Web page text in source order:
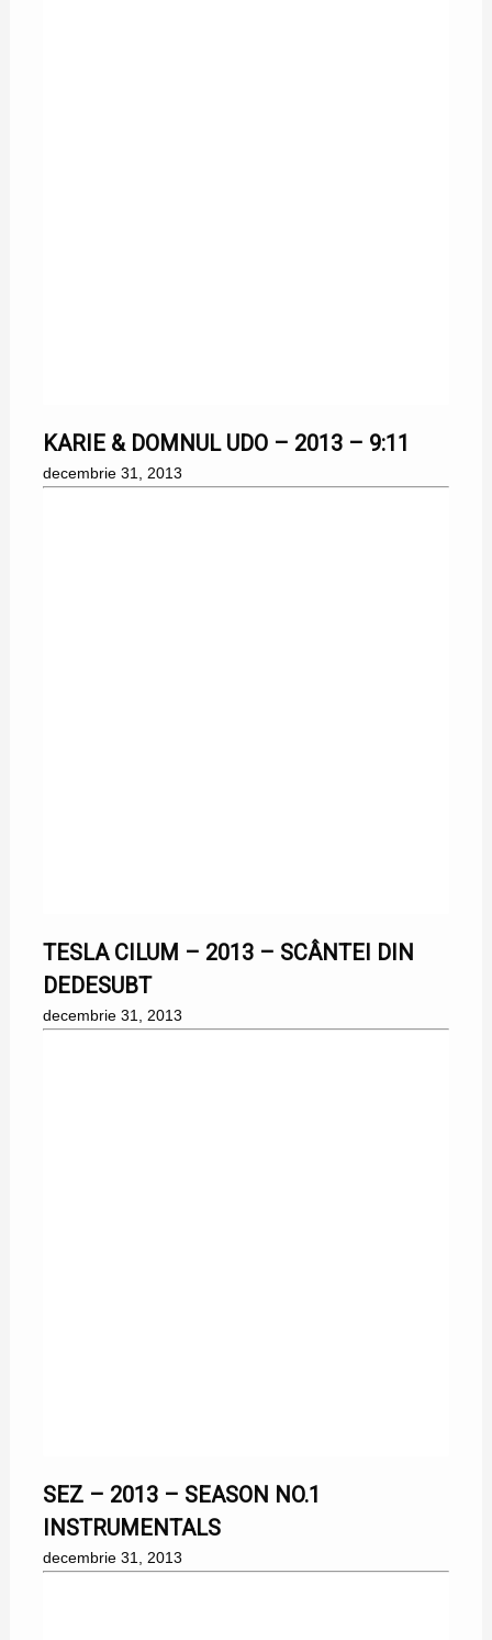
KARIE & DOMNUL UDO – 2013 – 9:11
decembrie 31, 2013
TESLA CILUM – 2013 – SCÂNTEI DIN
DEDESUBT
decembrie 31, 2013
SEZ – 2013 – SEASON NO.1
INSTRUMENTALS
decembrie 31, 2013